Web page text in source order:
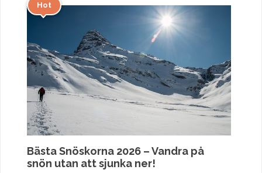
Hot
Bästa Snöskorna 2026 – Vandra på
snön utan att sjunka ner!